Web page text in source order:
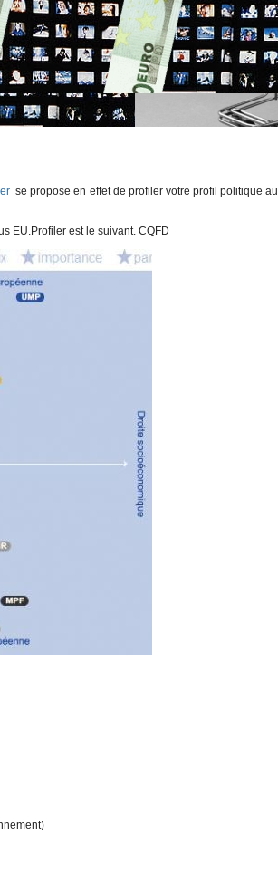
se propose en effet de profiler votre profil politique au
EU.Profiler est le suivant. CQFD